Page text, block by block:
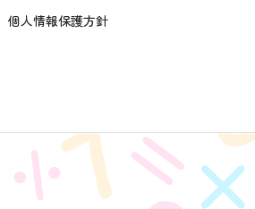
個人情報保護方針